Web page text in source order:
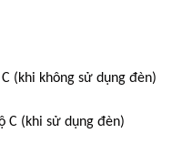
(khi không sử dụng đèn)
C (khi sử dụng đèn)